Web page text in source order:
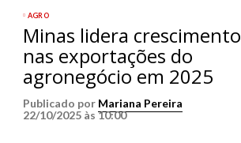
AGRO
Minas lidera crescimento
nas exportações do
agronegócio em 2025
Publicado por Mariana Pereira
22/10/2025 às 10:00